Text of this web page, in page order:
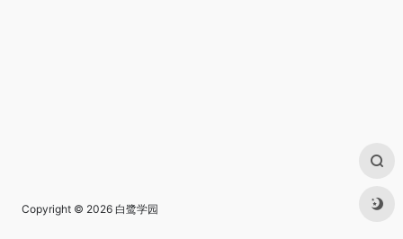
Copyright © 2026 白鹭学园